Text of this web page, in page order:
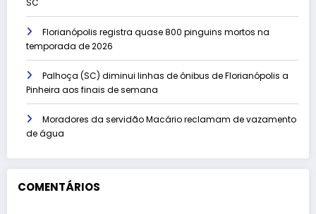
Florianópolis registra quase 800 pinguins mortos na
temporada de 2026
Palhoça (SC) diminui linhas de ônibus de Florianópolis a
Pinheira aos finais de semana
Moradores da servidão Macário reclamam de vazamento
de água
COMENTÁRIOS